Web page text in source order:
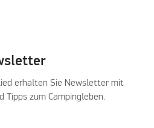
erhalten Sie Newsletter mit
Tipps zum Campingleben.